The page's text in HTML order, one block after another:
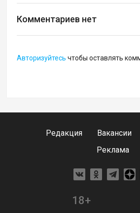
Комментариев нет
Авторизуйтесь чтобы оставлять
Редакция Вакансии
Реклама
18+